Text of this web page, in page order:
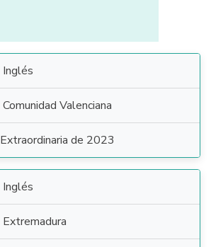
Inglés
Comunidad Valenciana
Extraordinaria de 2023
Inglés
Extremadura